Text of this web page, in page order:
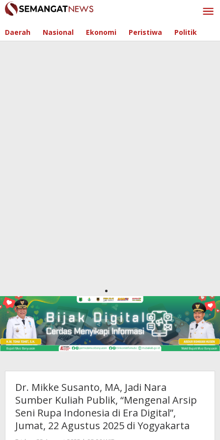
Skip
to
Daerah Nasional Ekonomi Peristiwa Politik
Dr. Mikke Susanto, MA, Jadi Nara
Sumber Kuliah Publik, “Mengenal Arsip
Seni Rupa Indonesia di Era Digital”,
Jumat, 22 Agustus 2025 di Yogyakarta